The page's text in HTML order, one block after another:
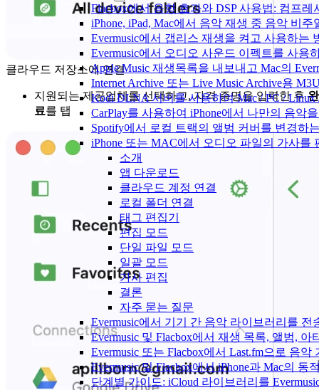
Flacbox에서 음향 효과와 DSP 사용법: 컴프
iPhone, iPad, Mac에서 음악 재생 중 음악 비
Evermusic에서 갭리스 재생을 켜고 사용하는
Evermusic에서 오디오 사운드 이펙트를 사
Apple Music 재생목록을 내보내고 Mac의
Internet Archive 또는 Live Music Archive용
Kodi DLNA 서버를 사용하여 Mac / PC /
CarPlay를 사용하여 iPhone에서 나만의 음악
Spotify에서 로컬 트랙의 앨범 커버를 변경하
iPhone 또는 MAC에서 오디오 파일의 가사를
소개
앱 다운로드
클라우드 계정 연결
로컬 폴더 연결
태그 편집기
편집 모드
단일 파일 모드
일괄 모드
가사 편집
결론
자주 묻는 질문
Evermusic에서 기기 간 음악 라이브러리를
Evermusic 및 Flacbox에서 재생 목록, 앨범,
Evermusic 또는 Flacbox에서 Last.fm으로 음
Evermusic 및 Flacbox에서 iPhone과 Mac의
단계별 가이드: iCloud 라이브러리를
클라우드 저장소에 연결
지원되는 제공업체를 선택하고, 자격 증명을 입력한 후완
료를 탭